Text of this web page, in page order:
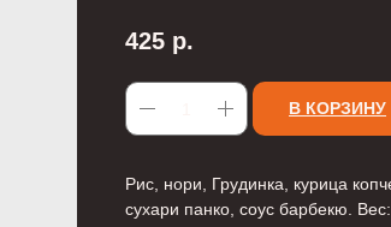
425 р.
В КОРЗИНУ
Рис, нори, Грудинка, курица
сухари панко, соус барбекю.